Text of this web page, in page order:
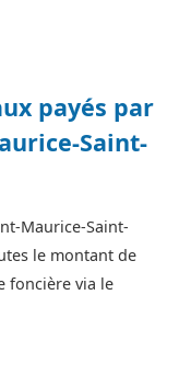
payés par
Saint-
Maurice-Saint-
le montant de
foncière via le